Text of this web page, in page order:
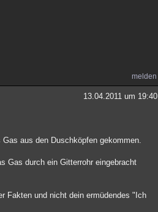
melden
13.04.2011 um 19:40
aus den Duschköpfen gekommen.
Gas durch ein Gitterrohr eingebracht
Fakten und nicht dein ermüdendes "Ich